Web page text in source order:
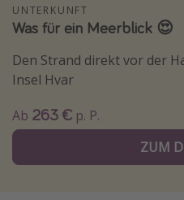
Japan Rundreise
Reisethemen
Wellnessurlaub
UNTERKUNFT
Was für ein Meerblick 😍
Den Strand direkt vor der
Insel Hvar
Ab 263 € p. P.
ZUM